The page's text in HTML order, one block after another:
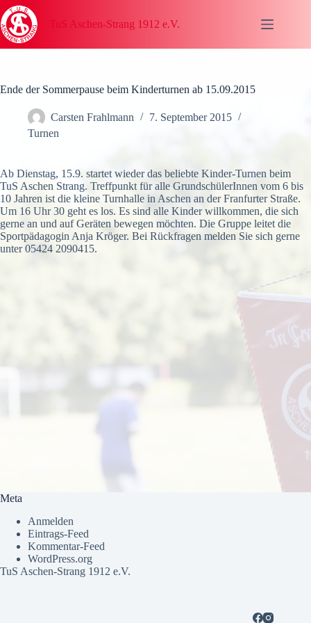
Zum
Inhalt
springen
TuS Aschen-Strang 1912 e.V.
Ende der Sommerpause beim Kinderturnen ab 15.09.2015
Carsten Frahlmann
7. September 2015
Turnen
Ab Dienstag, 15.9. startet wieder das beliebte Kinder-Turnen beim
TuS Aschen Strang. Treffpunkt für alle GrundschülerInnen vom 6 bis
10 Jahren ist die kleine Turnhalle in Aschen an der Franfurter Straße.
Um 16 Uhr 30 geht es los. Es sind alle Kinder willkommen, die sich
gerne an und auf Geräten bewegen möchten. Die Gruppe leitet die
Sportpädagogin Anja Kröger. Bei Rückfragen melden Sie sich gerne
unter 05424 2090415.
Meta
Anmelden
Eintrags-Feed
Kommentar-Feed
WordPress.org
TuS Aschen-Strang 1912 e.V.